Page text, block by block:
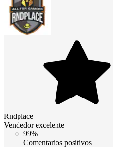
Rndplace
Vendedor excelente
99%
Comentarios positivos